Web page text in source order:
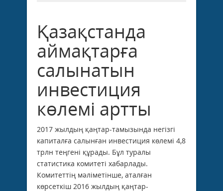
Қазақстанда
аймақтарға
салынатын
инвестиция
көлемі артты
2017 жылдың қаңтар-тамызында негізгі
капиталға салынған инвестиция көлемі 4,8
трлн теңгені құрады. Бұл туралы
статистика комитеті хабарлады.
Комитеттің мәліметінше, аталған
көрсеткіш 2016 жылдың қаңтар-